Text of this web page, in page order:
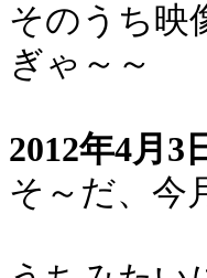
そのうち映
ぎゃ～～
2012年4月3
そ～だ、今